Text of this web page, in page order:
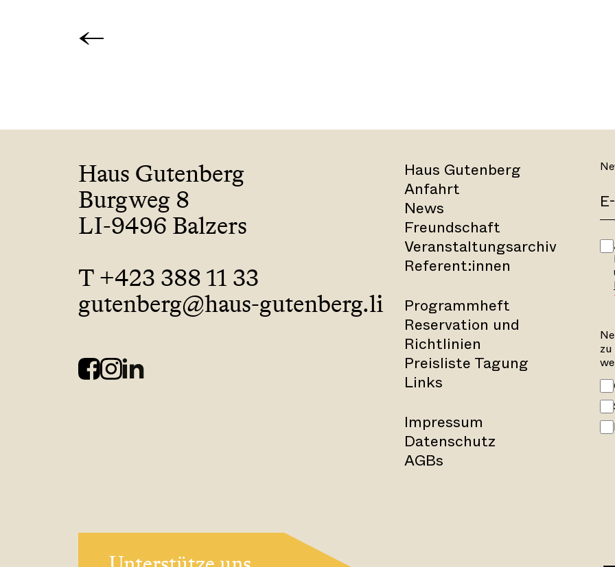
←
Haus Gutenberg
Burgweg 8
LI-9496 Balzers
T +423 388 11 33
gutenberg@haus-gutenberg.li
Haus Gutenberg
Anfahrt
News
Freundschaft
Veranstaltungsarchiv
Referent:innen
Programmheft
Reservation und
Richtlinien
Preisliste Tagung
Links
Impressum
Datenschutz
AGBs